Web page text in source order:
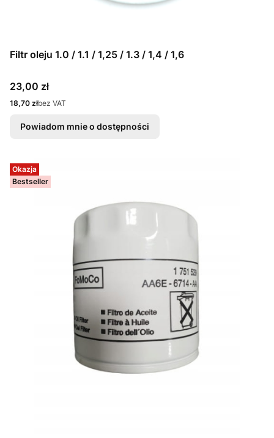
Filtr oleju 1.0 / 1.1 / 1,25 / 1.3 / 1,4 / 1,6
Cena
23,00 zł
Cena
18,70 złbez VAT
Powiadom mnie o dostępności
Okazja
Bestseller